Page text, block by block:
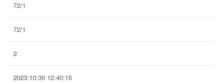
72/1
72/1
2
2023:10:30 12:40:15